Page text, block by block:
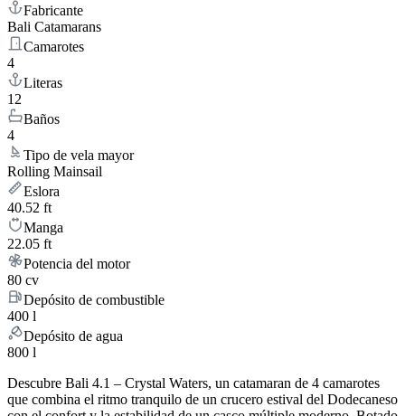
Fabricante
Bali Catamarans
Camarotes
4
Literas
12
Baños
4
Tipo de vela mayor
Rolling Mainsail
Eslora
40.52 ft
Manga
22.05 ft
Potencia del motor
80 cv
Depósito de combustible
400 l
Depósito de agua
800 l
Descubre Bali 4.1 – Crystal Waters, un catamaran de 4 camarotes
que combina el ritmo tranquilo de un crucero estival del Dodecaneso